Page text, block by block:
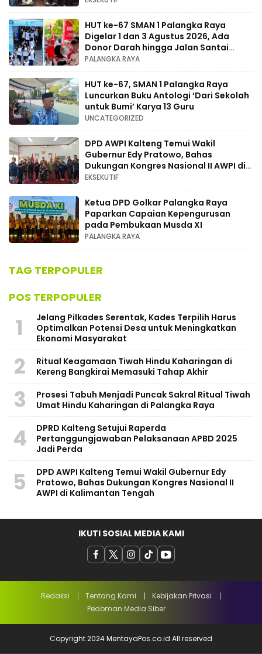
HUT ke-67 SMAN 1 Palangka Raya
Digelar 1 dan 3 Agustus 2026, Ada
Donor Darah hingga Jalan Santai
Berhadiah Doorprize
PALANGKA RAYA
HUT ke-67, SMAN 1 Palangka Raya
Luncurkan Buku Antologi ‘Dari Sekolah
untuk Bumi’ Karya 13 Guru
UNCATEGORIZED
DPD AWPI Kalteng Temui Wakil
Gubernur Edy Pratowo, Bahas
Dukungan Kongres Nasional II AWPI di
Kalimantan Tengah
EKSEKUTIF
Ketua DPD Golkar Palangka Raya
Paparkan Capaian Kepengurusan
pada Pembukaan Musda XI
PALANGKA RAYA
TAG TERPOPULER
POS TERPOPULER
1
Jelang Pilkades Serentak, Kades Terpilih Harus
Optimalkan Potensi Desa untuk Meningkatkan
Ekonomi Masyarakat
2
Ritual Keagamaan Tiwah Hindu Kaharingan di
Kereng Bangkirai Memasuki Tahap Akhir
3
Prosesi Tabuh Menjadi Puncak Sakral Ritual Tiwah
Umat Hindu Kaharingan di Palangka Raya
4
​DPRD Kalteng Setujui Raperda
Pertanggungjawaban Pelaksanaan APBD 2025
Jadi Perda
5
DPD AWPI Kalteng Temui Wakil Gubernur Edy
Pratowo, Bahas Dukungan Kongres Nasional II
AWPI di Kalimantan Tengah
IKUTI SOSIAL MEDIA KAMI
Redaksi Tentang Kami
Kebijakan Privasi
Pedoman Media Siber
Copyright 2024 MentayaPos.co.id All reserved